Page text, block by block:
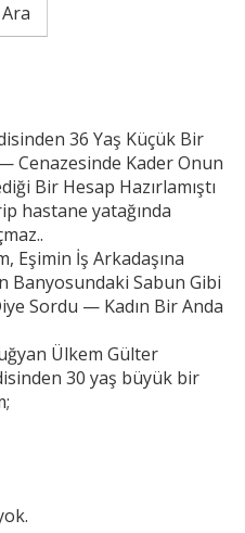
Ara
36 Yaş Küçük Bir
Cenazesinde Kader Onun
Bir Hesap Hazırlamıştı
hastane yatağında
Eşimin İş Arkadaşına
Banyosundaki Sabun Gibi
Sordu — Kadın Bir Anda
Ülkem Gülter
30 yaş büyük bir